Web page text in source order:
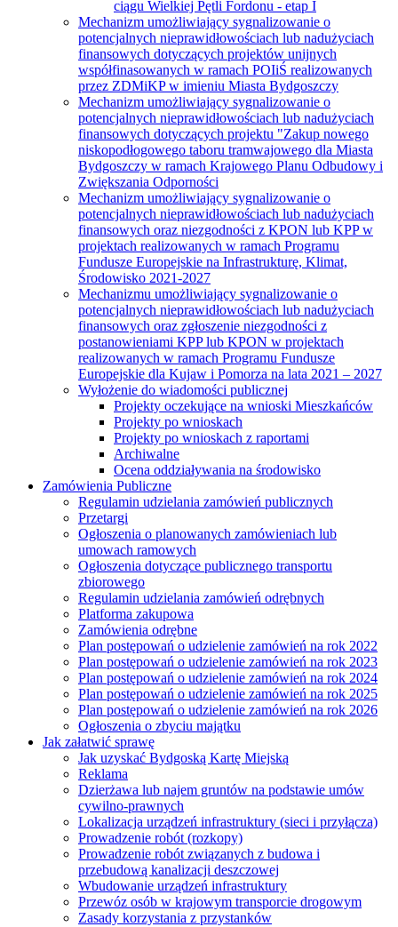
ciągu Wielkiej Pętli Fordonu - etap I
Mechanizm umożliwiający sygnalizowanie o
potencjalnych nieprawidłowościach lub nadużyciach
finansowych dotyczących projektów unijnych
współfinasowanych w ramach POIiŚ realizowanych
przez ZDMiKP w imieniu Miasta Bydgoszczy
Mechanizm umożliwiający sygnalizowanie o
potencjalnych nieprawidłowościach lub nadużyciach
finansowych dotyczących projektu "Zakup nowego
niskopodłogowego taboru tramwajowego dla Miasta
Bydgoszczy w ramach Krajowego Planu Odbudowy i
Zwiększania Odporności
Mechanizm umożliwiający sygnalizowanie o
potencjalnych nieprawidłowościach lub nadużyciach
finansowych oraz niezgodności z KPON lub KPP w
projektach realizowanych w ramach Programu
Fundusze Europejskie na Infrastrukturę, Klimat,
Środowisko 2021-2027
Mechanizmu umożliwiający sygnalizowanie o
potencjalnych nieprawidłowościach lub nadużyciach
finansowych oraz zgłoszenie niezgodności z
postanowieniami KPP lub KPON w projektach
realizowanych w ramach Programu Fundusze
Europejskie dla Kujaw i Pomorza na lata 2021 – 2027
Wyłożenie do wiadomości publicznej
Projekty oczekujące na wnioski Mieszkańców
Projekty po wnioskach
Projekty po wnioskach z raportami
Archiwalne
Ocena oddziaływania na środowisko
Zamówienia Publiczne
Regulamin udzielania zamówień publicznych
Przetargi
Ogłoszenia o planowanych zamówieniach lub
umowach ramowych
Ogłoszenia dotyczące publicznego transportu
zbiorowego
Regulamin udzielania zamówień odrębnych
Platforma zakupowa
Zamówienia odrębne
Plan postępowań o udzielenie zamówień na rok 2022
Plan postępowań o udzielenie zamówień na rok 2023
Plan postępowań o udzielenie zamówień na rok 2024
Plan postępowań o udzielenie zamówień na rok 2025
Plan postępowań o udzielenie zamówień na rok 2026
Ogłoszenia o zbyciu majątku
Jak załatwić sprawę
Jak uzyskać Bydgoską Kartę Miejską
Reklama
Dzierżawa lub najem gruntów na podstawie umów
cywilno-prawnych
Lokalizacja urządzeń infrastruktury (sieci i przyłącza)
Prowadzenie robót (rozkopy)
Prowadzenie robót związanych z budowa i
przebudową kanalizacji deszczowej
Wbudowanie urządzeń infrastruktury
Przewóz osób w krajowym transporcie drogowym
Zasady korzystania z przystanków